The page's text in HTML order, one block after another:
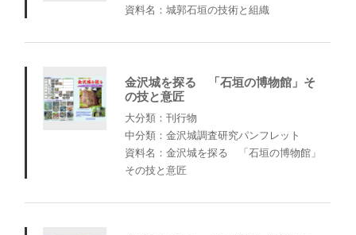
資料名：城郭石垣の技術と組織
金沢城を探る 「石垣の博物館」そ
の技と意匠
大分類：刊行物
中分類：金沢城調査研究パンフレット
資料名：金沢城を探る 「石垣の博物館」
その技と意匠